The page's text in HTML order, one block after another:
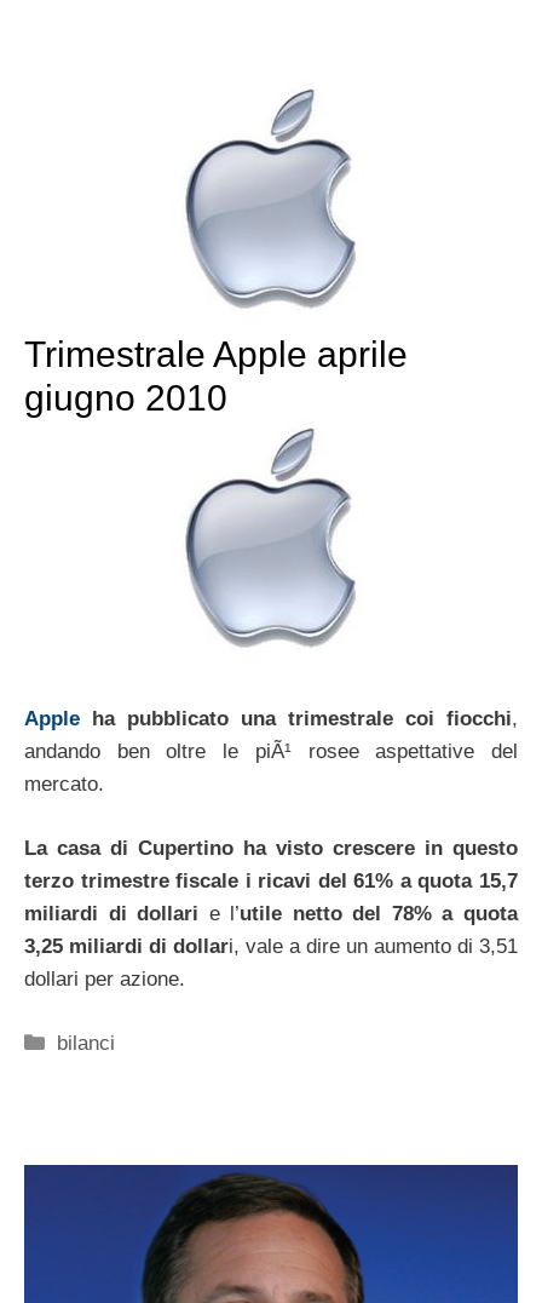
Trimestrale Apple aprile
giugno 2010
Apple ha pubblicato una trimestrale coi fiocchi,
andando ben oltre le piÃ¹ rosee aspettative del
mercato.
La casa di Cupertino ha visto crescere in questo
terzo trimestre fiscale i ricavi del 61% a quota 15,7
miliardi di dollari e l’utile netto del 78% a quota
3,25 miliardi di dollari, vale a dire un aumento di 3,51
dollari per azione.
Categorie
bilanci